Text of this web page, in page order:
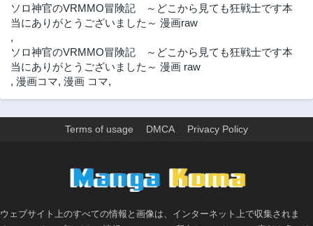
ソロ神官のVRMMO冒険記 ～どこから見ても狂戦士です本
当にありがとうございました～ 漫画raw
,
ソロ神官のVRMMO冒険記 ～どこから見ても狂戦士です本
当にありがとうございました～ 漫画 raw
, 漫画コマ, 漫画 コマ,
Terms of usage DMCA Privacy Policy
ウェブサイト上のすべての情報と画像は、インターネット上で収集されま